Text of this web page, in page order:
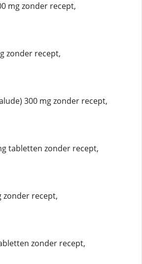
mg zonder recept,
zonder recept,
300 mg zonder recept,
tabletten zonder recept,
zonder recept,
zonder recept,